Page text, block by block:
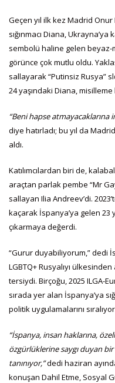
Geçen yıl ilk kez Madrid Onur
sığınmacı Diana,
sembolü haline gelen beyaz-
görünce çok mutlu oldu.
sallayarak “Putinsiz Rusya”
24 yaşındaki Diana,
“Beni hapse
diye hatırladı; bu yıl da
aldı.
Katılımcılardan biri de,
araçtan parlak pembe “Mr
sallayan Ilia Andreev’di.
kaçarak İspanya’ya gelen 23
çıkarmaya değerdi.
“Gurur duyabiliyorum,” dedi
LGBTQ+ Rusyalıyı
tersiydi. Birçoğu, 2025 ILGA-
sırada yer alan İspanya’ya
politik uygulamalarını
“İspanya, insan haklarına,
özgürlüklerine saygı duyan
tanınıyor,”dedi haziran
konuşan Dahil Etme, Sosyal